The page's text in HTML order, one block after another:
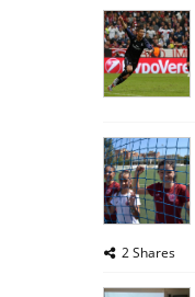
2 Shares